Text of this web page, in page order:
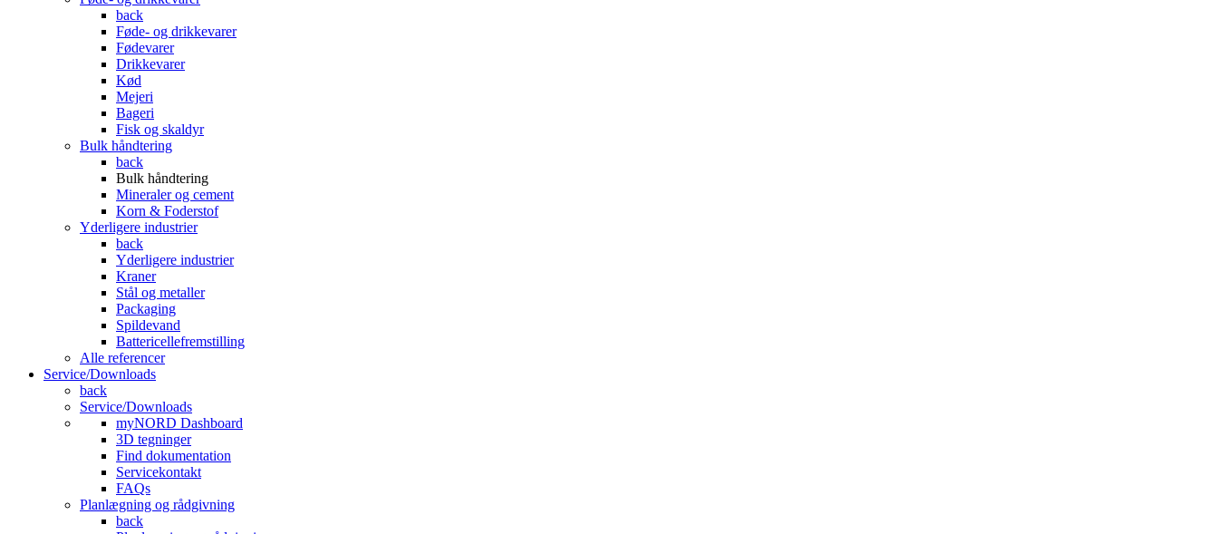
back
Føde- og drikkevarer
Fødevarer
Drikkevarer
Kød
Mejeri
Bageri
Fisk og skaldyr
Bulk håndtering
back
Bulk håndtering
Mineraler og cement
Korn & Foderstof
Yderligere industrier
back
Yderligere industrier
Kraner
Stål og metaller
Packaging
Spildevand
Battericellefremstilling
Alle referencer
Service/Downloads
back
Service/Downloads
myNORD Dashboard
3D tegninger
Find dokumentation
Servicekontakt
FAQs
Planlægning og rådgivning
back